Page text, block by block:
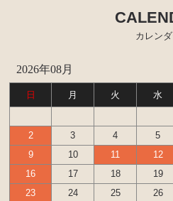
カローラ スプリンター カロ
エンジンパーツ 4A-GELU
80年代、90年代その他
クラッチパーツ（マスター
ーズシリンダー オーバー
エンジンパーツ
カレン
2026年08月
日 月 火 水
2
3 4 5
9
10 11 12
16
17 18 19
23
24 25 26